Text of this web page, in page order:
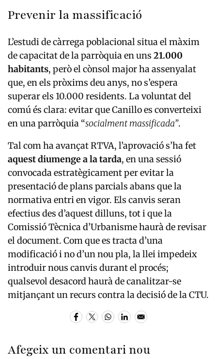
Prevenir la massificació
L’estudi de càrrega poblacional situa el màxim
de capacitat de la parròquia en uns 21.000
habitants, però el cònsol major ha assenyalat
que, en els pròxims deu anys, no s’espera
superar els 10.000 residents. La voluntat del
comú és clara: evitar que Canillo es converteixi
en una parròquia “socialment massificada”.
Tal com ha avançat RTVA, l’aprovació s’ha fet
aquest diumenge a la tarda, en una sessió
convocada estratègicament per evitar la
presentació de plans parcials abans que la
normativa entri en vigor. Els canvis seran
efectius des d’aquest dilluns, tot i que la
Comissió Tècnica d’Urbanisme haurà de revisar
el document. Com que es tracta d’una
modificació i no d’un nou pla, la llei impedeix
introduir nous canvis durant el procés;
qualsevol desacord haurà de canalitzar-se
mitjançant un recurs contra la decisió de la CTU.
Afegeix un comentari nou